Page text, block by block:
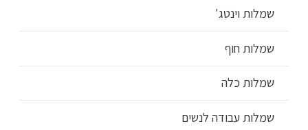
שמלות וינטג'
שמלות חוף
שמלות כלה
שמלות עבודה לנשים